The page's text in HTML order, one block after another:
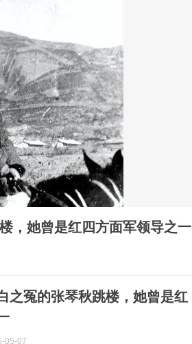
，她曾是红四方面军领导之一
之冤的张琴秋跳楼，她曾是红
05-07